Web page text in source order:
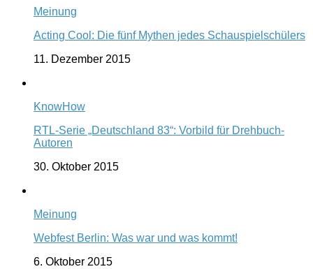
Meinung
Acting Cool: Die fünf Mythen jedes Schauspielschülers
11. Dezember 2015
KnowHow
RTL-Serie „Deutschland 83“: Vorbild für Drehbuch-
Autoren
30. Oktober 2015
Meinung
Webfest Berlin: Was war und was kommt!
6. Oktober 2015